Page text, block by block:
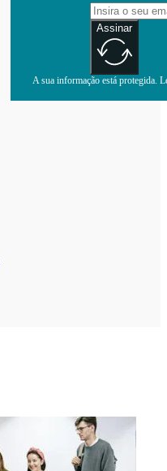
Assinar
A sua informação está protegida.